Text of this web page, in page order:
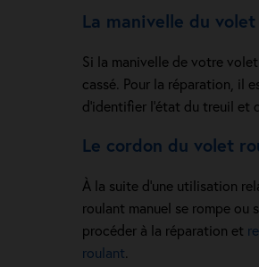
La manivelle du
Si la manivelle de votre
cassé. Pour la réparation, il
d’identifier l’état du treuil et
Le cordon du volet
À la suite d’une utilisation
roulant manuel se rompe ou
procéder à la réparation et
roulant.